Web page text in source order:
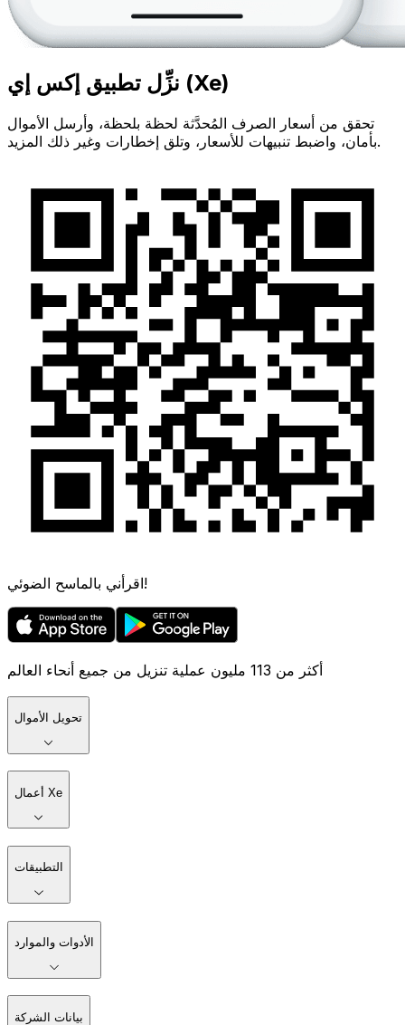
نزِّل تطبيق إكس إي (Xe)
تحقق من أسعار الصرف المُحدَّثة لحظة بلحظة، وأرسل الأموال
بأمان، واضبط تنبيهات للأسعار، وتلق إخطارات وغير ذلك المزيد.
اقرأني بالماسح الضوئي!
أكثر من 113 مليون عملية تنزيل من جميع أنحاء العالم
تحويل الأموال
أعمال Xe
التطبيقات
الأدوات والموارد
بيانات الشركة